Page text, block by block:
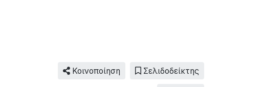
Κοινοποίηση Σελιδοδείκτης